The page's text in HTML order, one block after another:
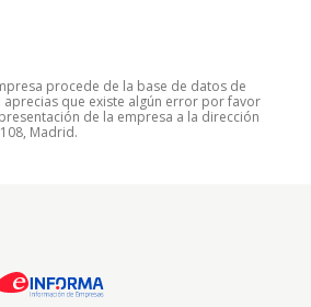
procede de la base de datos de
aprecias que existe algún error por favor
de la empresa a la dirección
Madrid.